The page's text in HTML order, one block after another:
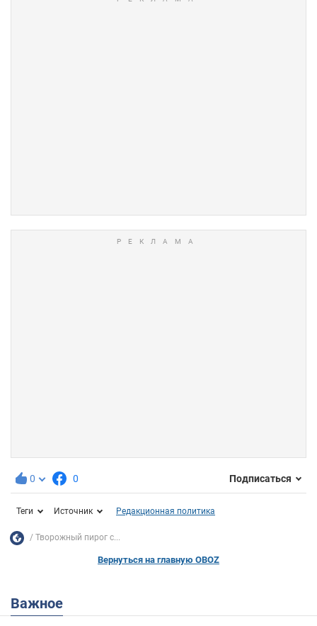
0 0 Подписаться
Теги Источник Редакционная политика
Творожный пирог с...
Вернуться на главную OBOZ
Важное